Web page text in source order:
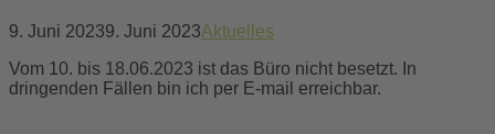
9. Juni 20239. Juni 2023Aktuelles
Vom 10. bis 18.06.2023 ist das Büro nicht besetzt. In
dringenden Fällen bin ich per E-mail erreichbar.